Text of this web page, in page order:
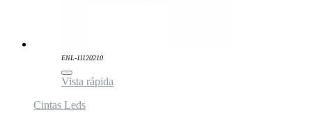
ENL-11120210
Vista rápida
Cintas Leds